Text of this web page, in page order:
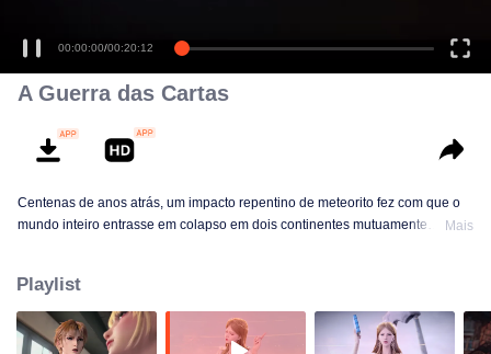
00:00:00/00:20:12
A Guerra das Cartas
Centenas de anos atrás, um impacto repentino de meteorito fez com que o
mundo inteiro entrasse em colapso em dois continentes mutuamente
por Rosenberg, reuniram a força de vários países para desenvolver um
novo dispositivo de fornecimento de energia (cartão).
Mais
Playlist